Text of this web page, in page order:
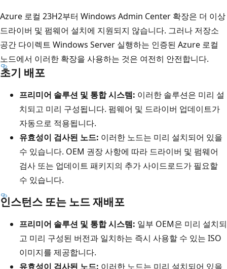
Azure 로컬 23H2부터 Windows Admin Center 확장은 더 이상
드라이버 및 펌웨어 설치에 지원되지 않습니다. 그러나 저장소
공간 다이렉트 Windows Server 실행하는 인증된 Azure 로컬
노드에서 이러한 확장을 사용하는 것은 여전히 안전합니다.
초기 배포
프리미어 솔루션 및 통합 시스템: 이러한 솔루션은 미리 설
치되고 미리 구성됩니다. 펌웨어 및 드라이버 업데이트가
자동으로 적용됩니다.
유효성이 검사된 노드: 이러한 노드는 미리 설치되어 있을
수 있습니다. OEM 권장 사항에 따라 드라이버 및 펌웨어
검사 또는 업데이트 패키지의 추가 사이드로드가 필요할
수 있습니다.
인스턴스 또는 노드 재배포
프리미어 솔루션 및 통합 시스템: 일부 OEM은 미리 설치되
고 미리 구성된 버전과 일치하는 즉시 사용할 수 있는 ISO
이미지를 제공합니다.
유효성이 검사된 노드: 이러한 노드는 미리 설치되어 있을